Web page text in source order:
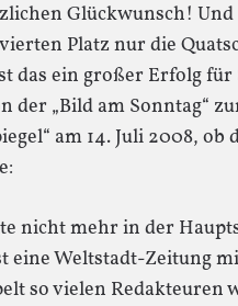
Glückwunsch!
Platz nur die
das ein großer Erfolg
der „Bild am Sonntag“
am 14. Juli 2008,
nicht mehr in der
eine Weltstadt-Zeitung
so vielen Redakteuren